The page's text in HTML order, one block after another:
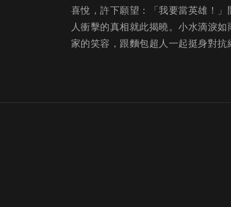
喜悅，許下願望：「我要當英雄！
人衝擊的真相就此揭曉。小水滴淚
家的笑容，跟麵包超人一起挺身對抗